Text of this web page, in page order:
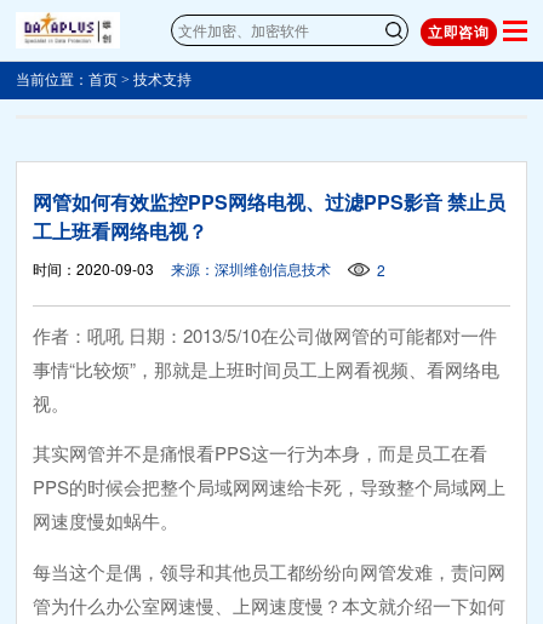
立即咨询
当前位置：首页 >技术支持
网管如何有效监控PPS网络电视、过滤PPS影音 禁止员
工上班看网络电视？
时间：2020-09-03 来源：深圳维创信息技术 2
作者：吼吼 日期：2013/5/10在公司做网管的可能都对一件
事情“比较烦”，那就是上班时间员工上网看视频、看网络电
视。
其实网管并不是痛恨看PPS这一行为本身，而是员工在看
PPS的时候会把整个局域网网速给卡死，导致整个局域网上
网速度慢如蜗牛。
每当这个是偶，领导和其他员工都纷纷向网管发难，责问网
管为什么办公室网速慢、上网速度慢？本文就介绍一下如何